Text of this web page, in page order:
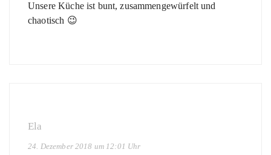
Unsere Küche ist bunt, zusammengewürfelt und
chaotisch 😉
Ela
24. Dezember 2018 um 12:01 Uhr